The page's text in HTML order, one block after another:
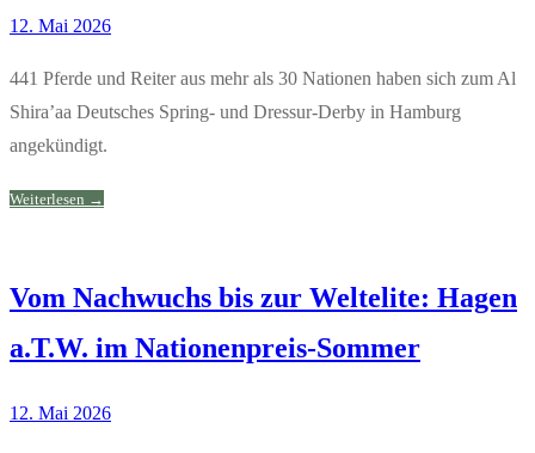
12. Mai 2026
441 Pferde und Reiter aus mehr als 30 Nationen haben sich zum Al
Shira’aa Deutsches Spring- und Dressur-Derby in Hamburg
angekündigt.
Weiterlesen →
Vom Nachwuchs bis zur Weltelite: Hagen
a.T.W. im Nationenpreis-Sommer
12. Mai 2026